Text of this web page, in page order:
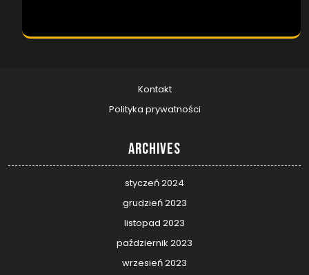
Kontakt
Polityka prywatności
Archives
styczeń 2024
grudzień 2023
listopad 2023
październik 2023
wrzesień 2023